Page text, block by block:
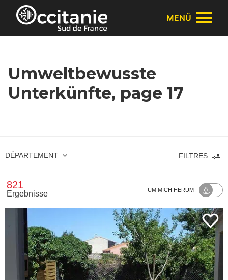
Cookie-Einstellungen
MENÜ
Umweltbewusste
Unterkünfte, page 17
DÉPARTEMENT FILTRES
821
Ergebnisse UM MICH HERUM